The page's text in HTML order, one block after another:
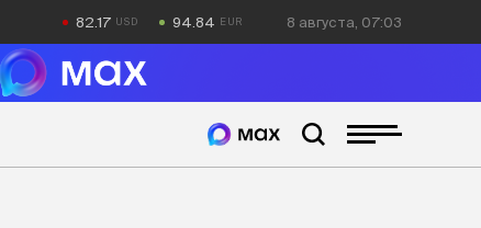
82.17 94.84 8 августа, 07:03